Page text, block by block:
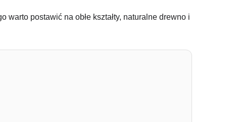
postawić na obłe kształty, naturalne drewno i